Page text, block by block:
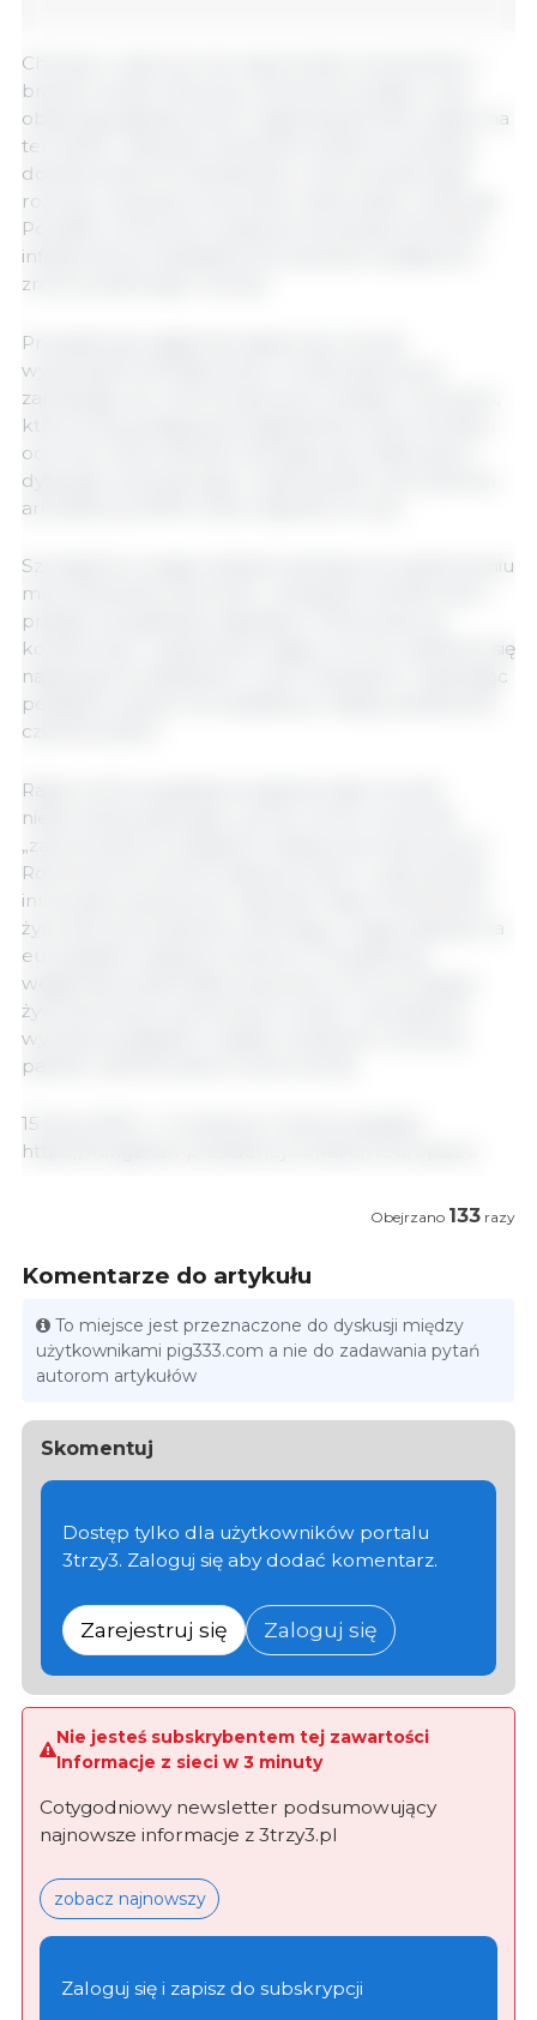
Chociaż w raporcie nie wspomniano konkretnie o
branży trzody chlewnej, omówione polityki rolne
obejmują aspekty, które mają bezpośredni wpływ na
ten sektor, takie jak obniżenie kosztów produkcji,
dostosowanie do standardów zrównoważonego
rozwoju i poprawa warunków dobrostanu zwierząt.
Ponadto omówione zostaną innowacyjne techniki i
infrastruktura niezbędna do poprawy wydajności i
zrównoważonego rozwoju.
Prezydencja węgierska zajmie się również
wyzwaniami klimatycznymi i środowiskowymi,
zachęcając do zrównoważonych praktyk rolniczych,
które przyczyniają się do łagodzenia zmian klimatu i
ochrony różnorodności biologicznej. Obejmuje to
dyskusje na temat tego, w jaki sposób nowa zielona
architektura WPR może wspierać te cele.
Szczególna uwaga zostanie poświęcona ograniczeniu
marnotrawstwa żywności i wdrażaniu skutecznych
praktyk zarządzania odpadami. Planowane są
konferencje i wydarzenia mające na celu dzielenie się
najlepszymi praktykami w tych obszarach, wspierając
podejście oparte na współpracy między państwami
członkowskimi.
Rada Unii Europejskiej zorganizowała również
nieformalną dyskusję w porze lunchu na temat
„zachowania europejskich tradycji żywnościowych”.
Rozmowa koncentrowała się na tym, w jaki sposób
innowacje żywieniowe, takie jak mięso hodowlane i
żywność pochodzenia roślinnego, mogą wpłynąć na
europejskie tradycje kulinarne. Prezydencja
węgierska podkreśliła znaczenie ochrony tradycji
żywnościowych pośród tych zmian i wezwała do
wymiany poglądów między ministrami rolnictwa
państw członkowskich na ten temat.
15 lipca 2024 r./ Consilium/ Unia Europejska.
https://hungarian-presidency.consilium.europa.eu
Obejrzano 133 razy
Komentarze do artykułu
To miejsce jest przeznaczone do dyskusji między
użytkownikami pig333.com a nie do zadawania pytań
autorom artykułów
Skomentuj
Dostęp tylko dla użytkowników portalu
3trzy3. Zaloguj się aby dodać komentarz.
Zarejestruj się Zaloguj się
Nie jesteś subskrybentem tej zawartości
Informacje z sieci w 3 minuty
Cotygodniowy newsletter podsumowujący
najnowsze informacje z 3trzy3.pl
zobacz najnowszy
Zaloguj się i zapisz do subskrypcji